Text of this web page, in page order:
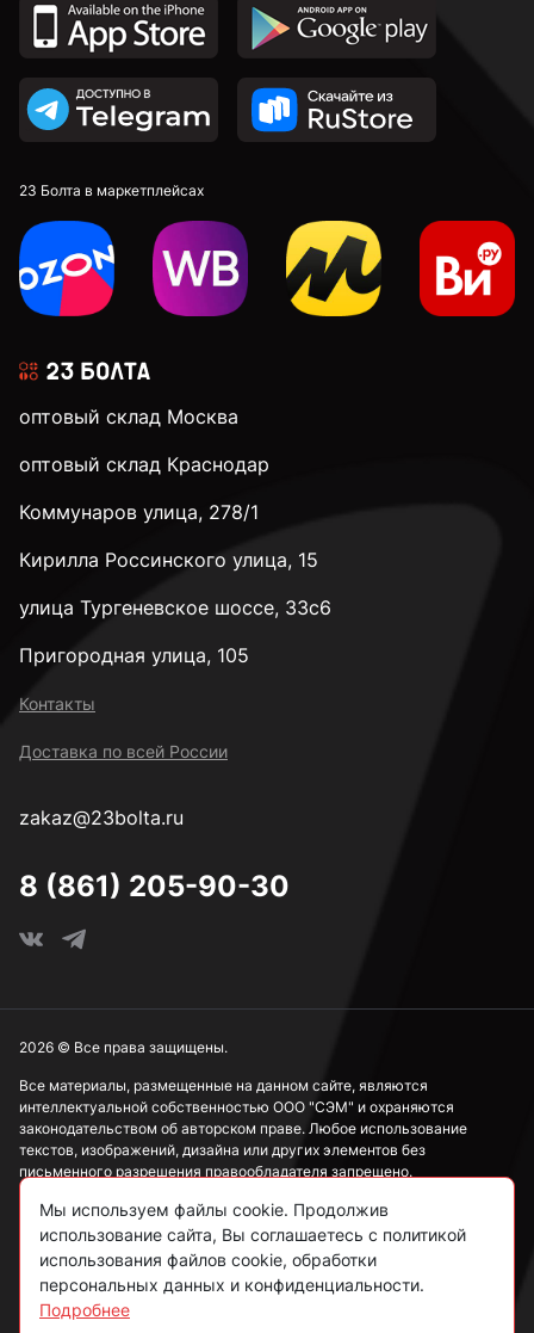
к.п. 8,8
к.п. 10,9
к.п. 12,9
М4
М8
М10
М18
М22
М27
23 Болта в маркетплейсах
оптовый склад Москва
оптовый склад Краснодар
Коммунаров улица, 278/1
Кирилла Россинского улица, 15
улица Тургеневское шоссе, 33с6
Пригородная улица, 105
Контакты
Доставка по всей России
zakaz@23bolta.ru
8 (861) 205-90-30
Все материалы, размещенные на данном сайте, являются
интеллектуальной собственностью ООО "СЭМ" и охраняются
законодательством об авторском праве. Любое использование
текстов, изображений, дизайна или других элементов без
письменного разрешения правообладателя запрещено.
Информация, представленная на сайте, носит исключительно
ознакомительный характер и не может рассматриваться как
публичная оферта в соответствии со ст. 437 ГК РФ.
Политика конфиденциальности
2026 © Все права защищены.
Мы используем файлы cookie. Продолжив
использование сайта, Вы соглашаетесь с политикой
использования файлов cookie, обработки
персональных данных и конфиденциальности.
Подробнее